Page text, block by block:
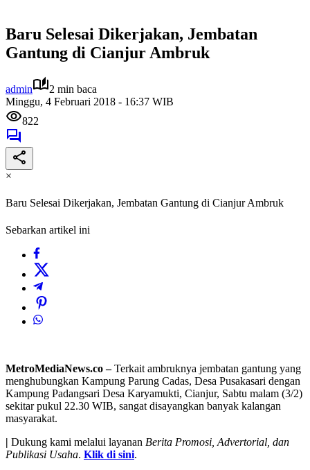
Baru Selesai Dikerjakan, Jembatan
Gantung di Cianjur Ambruk
admin
2 min baca
Minggu, 4 Februari 2018 - 16:37 WIB
822
×
Baru Selesai Dikerjakan, Jembatan Gantung di Cianjur Ambruk
Sebarkan artikel ini
MetroMediaNews.co –Terkait ambruknya jembatan gantung yang
menghubungkan Kampung Parung Cadas, Desa Pusakasari dengan
Kampung Padangsari Desa Karyamukti, Cianjur, Sabtu malam (3/2)
sekitar pukul 22.30 WIB, sangat disayangkan banyak kalangan
masyarakat.
| Dukung kami melalui layanan Berita Promosi, Advertorial, dan
Publikasi Usaha. Klik di sini.